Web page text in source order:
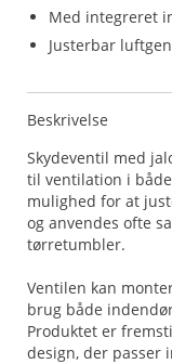
Med integreret
Justerbar
Beskrivelse
Skydeventil med
til ventilation i
mulighed for at
og anvendes ofte
tørretumbler.
Ventilen kan
brug både
Produktet er
design, der passer